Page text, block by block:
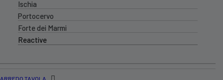
Ischia
Portocervo
Forte dei Marmi
Reactive
ARREDO TAVOLA